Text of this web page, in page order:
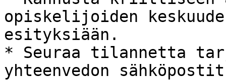
opiskelijoiden
esityksiään.
* Seuraa tilannetta
yhteenvedon